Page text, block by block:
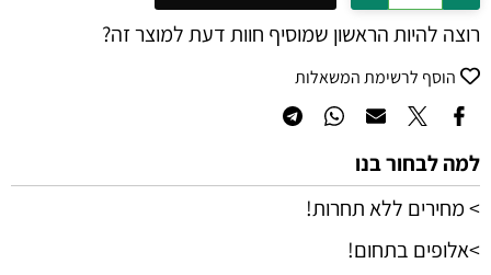
רוצה להיות הראשון שמוסיף חוות דעת למוצר זה?
הוסף לרשימת המשאלות
למה לבחור בנו
> מחירים ללא תחרות!
>אלופים בתחום!